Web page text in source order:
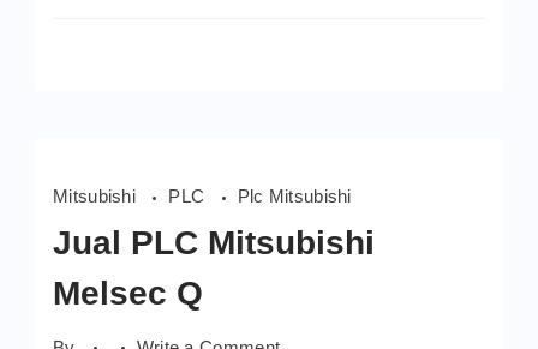
Mitsubishi PLC Plc Mitsubishi
Jual PLC Mitsubishi
Melsec Q